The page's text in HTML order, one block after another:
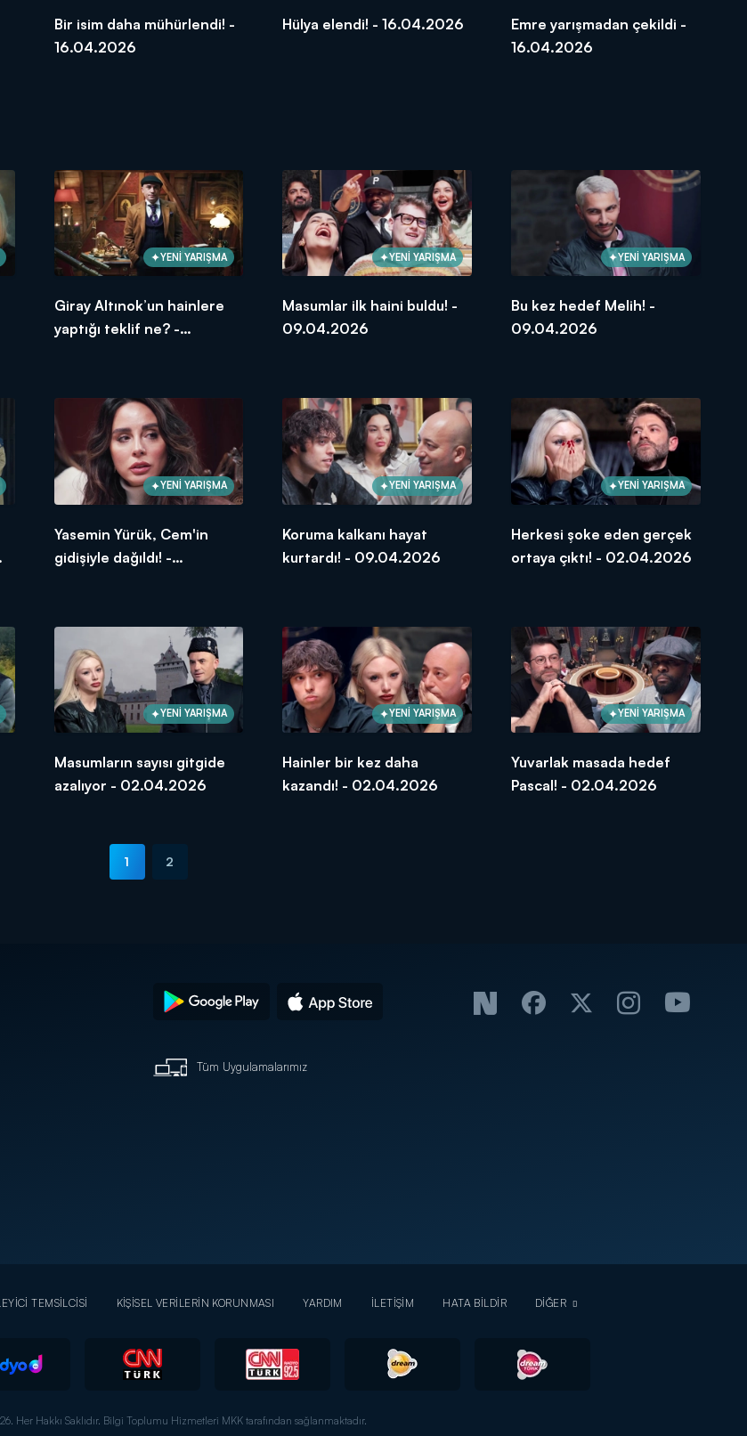
Bir isim daha mühürlendi! -
16.04.2026
Hülya elendi! - 16.04.2026
Emre yarışmadan çekildi -
16.04.2026
YENİ YARIŞMA
Giray Altınok’un hainlere
yaptığı teklif ne? -
YENİ YARIŞMA
Masumlar ilk haini buldu! -
09.04.2026
YENİ YARIŞMA
Bu kez hedef Melih! -
09.04.2026
YENİ YARIŞMA
Yasemin Yürük, Cem'in
gidişiyle dağıldı! -
YENİ YARIŞMA
Koruma kalkanı hayat
kurtardı! - 09.04.2026
YENİ YARIŞMA
Herkesi şoke eden gerçek
ortaya çıktı! - 02.04.2026
YENİ YARIŞMA
Masumların sayısı gitgide
azalıyor - 02.04.2026
YENİ YARIŞMA
Hainler bir kez daha
kazandı! - 02.04.2026
YENİ YARIŞMA
Yuvarlak masada hedef
Pascal! - 02.04.2026
1 2
Tüm Uygulamalarımız
TEMSİLCİSİ KİŞİSEL VERİLERİN KORUNMASI YARDIM İLETİŞİM HATA BİLDİR DİĞER
Her Hakkı Saklıdır. Bilgi Toplumu Hizmetleri MKK tarafından sağlanmaktadır.